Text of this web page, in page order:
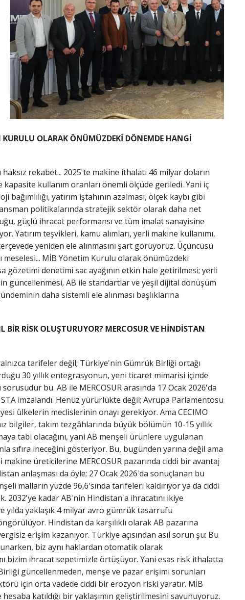
OLARAK ÖNÜMÜZDEKİ DÖNEMDE HANGİ
rekabet... 2025'te makine ithalatı 46 milyar doların
kullanım oranları önemli ölçüde geriledi. Yani iç
yatırım iştahının azalması, ölçek kaybı gibi
politikalarında stratejik sektör olarak daha net
güçlü ihracat performansı ve tüm imalat sanayisine
Yatırım teşvikleri, kamu alımları, yerli makine kullanımı,
yeniden ele alınmasını şart görüyoruz. Üçüncüsü
MİB Yönetim Kurulu olarak önümüzdeki
denetimi sac ayağının etkin hale getirilmesi; yerli
güncellenmesi, AB ile standartlar ve yeşil dijital dönüşüm
daha sistemli ele alınması başlıklarına
RİSK OLUŞTURUYOR? MERCOSUR VE HİNDİSTAN
tarifeler değil; Türkiye'nin Gümrük Birliği ortağı
30 yıllık entegrasyonun, yeni ticaret mimarisi içinde
sorusudur bu. AB ile MERCOSUR arasında 17 Ocak 2026'da
imzalandı. Henüz yürürlükte değil; Avrupa Parlamentosu
ülkelerin meclislerinin onayı gerekiyor. Ama CECIMO
bilgiler, takım tezgâhlarında büyük bölümün 10-15 yıllık
tabi olacağını, yani AB menşeli ürünlere uygulanan
sıfıra ineceğini gösteriyor. Bu, bugünden yarına değil ama
makine üreticilerine MERCOSUR pazarında ciddi bir avantaj
anlaşması da öyle; 27 Ocak 2026'da sonuçlanan bu
malların yüzde 96,6'sında tarifeleri kaldırıyor ya da ciddi
2032'ye kadar AB'nin Hindistan'a ihracatını ikiye
yılda yaklaşık 4 milyar avro gümrük tasarrufu
Hindistan da karşılıklı olarak AB pazarına
erişim kazanıyor. Türkiye açısından asıl sorun şu: Bu
biz aynı haklardan otomatik olarak
bizim ihracat sepetimizle örtüşüyor. Yani esas risk ithalatta
güncellenmeden, menşe ve pazar erişimi sorunları
için orta vadede ciddi bir erozyon riski yaratır. MİB
katıldığı bir yaklaşımın geliştirilmesini savunuyoruz.